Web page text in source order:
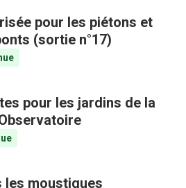
pour les piétons et
(sortie n°17)
pour les jardins de la
moustiques